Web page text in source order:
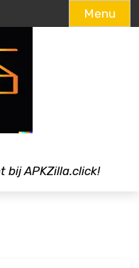
Menu
bij APKZilla.click!